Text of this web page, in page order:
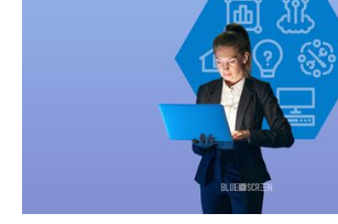
государственных служащих. Проект направлен
на трансформацию системы
управления Казахстана и
процедур и процессов
службы, чтобы сделать ее более